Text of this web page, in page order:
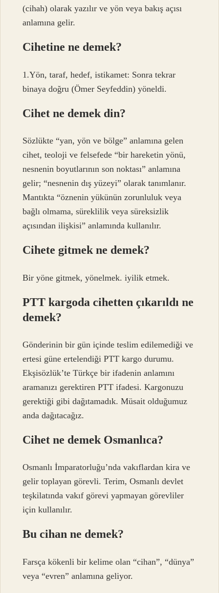
(cihah) olarak yazılır ve yön veya bakış açısı
anlamına gelir.
Cihetine ne demek?
1.Yön, taraf, hedef, istikamet: Sonra tekrar
binaya doğru (Ömer Seyfeddin) yöneldi.
Cihet ne demek din?
Sözlükte “yan, yön ve bölge” anlamına gelen
cihet, teoloji ve felsefede “bir hareketin yönü,
nesnenin boyutlarının son noktası” anlamına
gelir; “nesnenin dış yüzeyi” olarak tanımlanır.
Mantıkta “öznenin yükünün zorunluluk veya
bağlı olmama, süreklilik veya süreksizlik
açısından ilişkisi” anlamında kullanılır.
Cihete gitmek ne demek?
Bir yöne gitmek, yönelmek. iyilik etmek.
PTT kargoda cihetten çıkarıldı ne
demek?
Gönderinin bir gün içinde teslim edilemediği ve
ertesi güne ertelendiği PTT kargo durumu.
Ekşisözlük’te Türkçe bir ifadenin anlamını
aramanızı gerektiren PTT ifadesi. Kargonuzu
gerektiği gibi dağıtamadık. Müsait olduğumuz
anda dağıtacağız.
Cihet ne demek Osmanlıca?
Osmanlı İmparatorluğu’nda vakıflardan kira ve
gelir toplayan görevli. Terim, Osmanlı devlet
teşkilatında vakıf görevi yapmayan görevliler
için kullanılır.
Bu cihan ne demek?
Farsça kökenli bir kelime olan “cihan”, “dünya”
veya “evren” anlamına geliyor.